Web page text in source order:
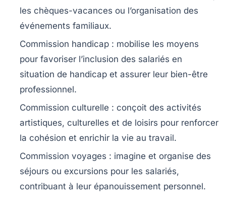
les chèques-vacances ou l’organisation des
événements familiaux.
Commission handicap : mobilise les moyens
pour favoriser l’inclusion des salariés en
situation de handicap et assurer leur bien-être
professionnel.
Commission culturelle : conçoit des activités
artistiques, culturelles et de loisirs pour renforcer
la cohésion et enrichir la vie au travail.
Commission voyages : imagine et organise des
séjours ou excursions pour les salariés,
contribuant à leur épanouissement personnel.